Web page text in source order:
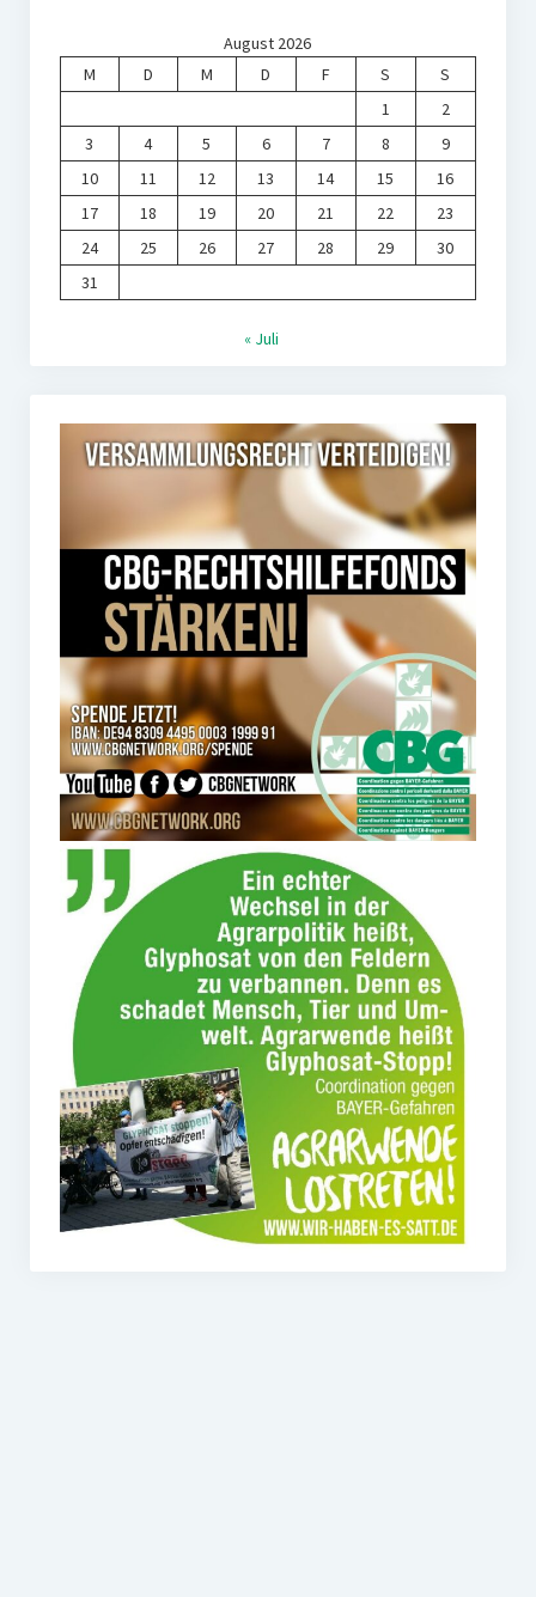
August 2026
M
D M D F S
S
1
2
3
4 5 6 7 8
9
10
11 12 13 14 15
16
17
18 19 20 21 22
23
24
25 26 27 28 29
30
31
« Juli